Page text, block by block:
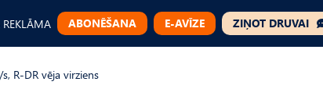
REKLĀMA ABONĒŠANA E-AVĪZE ZIŅOT DRUVAI
R-DR vēja virziens